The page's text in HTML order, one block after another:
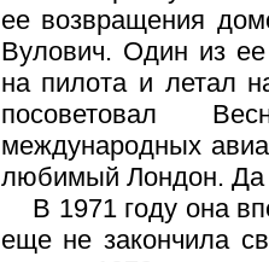
ее возвращения
Вулович. Один из
на пилота и летал
посоветовал
международных
любимый Лондон. Да
В 1971 году она
еще не закончила